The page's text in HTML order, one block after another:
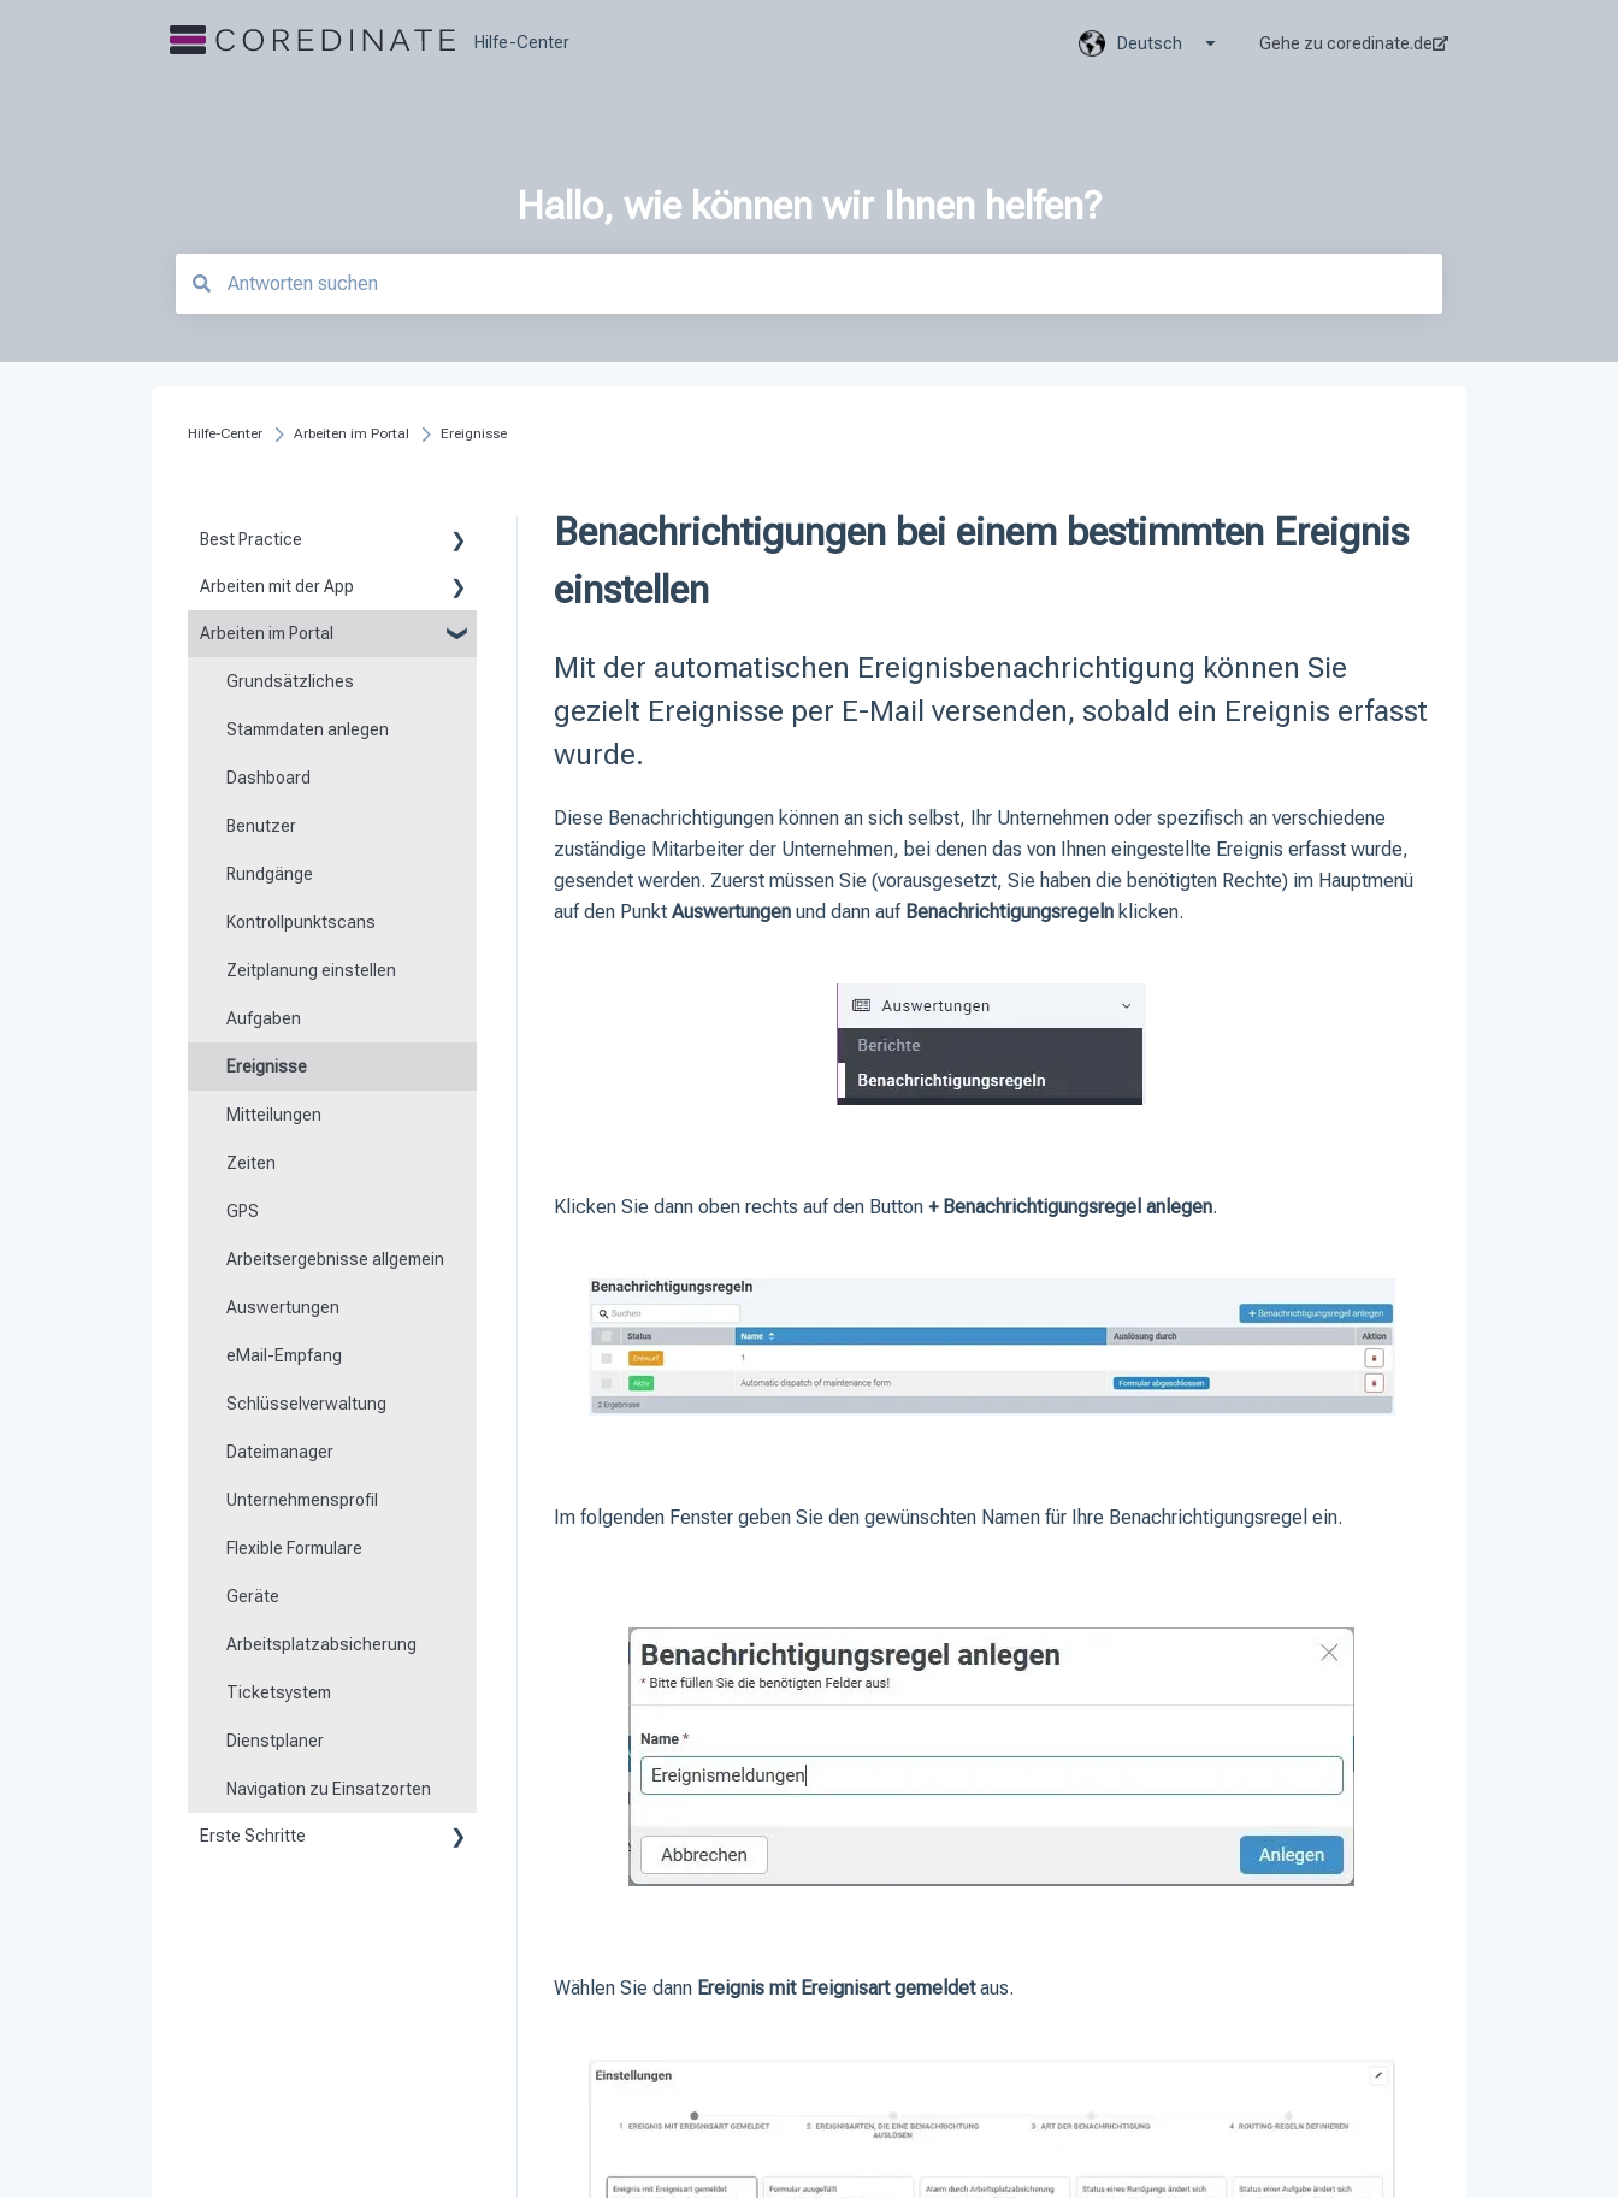
Deutsch Untermenü für Übersetzungen anzeigen
Hilfe-Center Gehe zu coredinate.de
Hallo, wie können wir Ihnen helfen?
Hilfe-Center Arbeiten im Portal Ereignisse
Benachrichtigungen bei einem bestimmten Ereignis
einstellen
Mit der automatischen Ereignisbenachrichtigung können Sie
gezielt Ereignisse per E-Mail versenden, sobald ein Ereignis erfasst
wurde.
Diese Benachrichtigungen können an sich selbst, Ihr Unternehmen oder spezifisch an verschiedene
zuständige Mitarbeiter der Unternehmen, bei denen das von Ihnen eingestellte Ereignis erfasst wurde,
gesendet werden. Zuerst müssen Sie (vorausgesetzt, Sie haben die benötigten Rechte) im Hauptmenü
auf den Punkt Auswertungenund dann auf Benachrichtigungsregelnklicken.
Klicken Sie dann oben rechts auf den Button + Benachrichtigungsregel anlegen.
Im folgenden Fenster geben Sie den gewünschten Namen für Ihre Benachrichtigungsregel ein.
Wählen Sie dann Ereignis mit Ereignisart gemeldetaus.
Best Practice
Berichte
Flexible Formulare
Zeiten
Besonderheit von
Arbeiten mit der App
Grundsätzliches zur App
Scannen von Kontrollpunkten
Navigation zu Einsatzorten
Rundgänge
Offline arbeiten
Ereignisse
Arbeits- und
Kontrollpunkte austauschen
Wie lerne ich Beacons ein?
Arbeiten mit dem Ticketsystem
Arbeiten im Portal
Grundsätzliches
Stammdaten anlegen
Dashboard
Benutzer
Rundgänge
Kontrollpunktscans
Zeitplanung einstellen
Aufgaben
Ereignisse
Mitteilungen
Zeiten
GPS
Arbeitsergebnisse allgemein
Auswertungen
eMail-Empfang
Schlüsselverwaltung
Dateimanager
Unternehmensprofil
Flexible Formulare
Geräte
Arbeitsplatzabsicherung
Ticketsystem
Dienstplaner
Navigation zu Einsatzorten
Erste Schritte